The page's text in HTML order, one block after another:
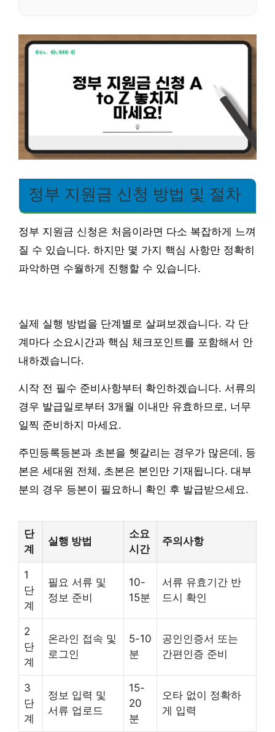
정부 지원금 신청 방법 및 절차
정부 지원금 신청은 처음이라면 다소 복잡하게 느껴
질 수 있습니다. 하지만 몇 가지 핵심 사항만 정확히
파악하면 수월하게 진행할 수 있습니다.
실제 실행 방법을 단계별로 살펴보겠습니다. 각 단
계마다 소요시간과 핵심 체크포인트를 포함해서 안
내하겠습니다.
시작 전 필수 준비사항부터 확인하겠습니다. 서류의
경우 발급일로부터 3개월 이내만 유효하므로, 너무
일찍 준비하지 마세요.
주민등록등본과 초본을 헷갈리는 경우가 많은데, 등
본은 세대원 전체, 초본은 본인만 기재됩니다. 대부
분의 경우 등본이 필요하니 확인 후 발급받으세요.
단
계
실행 방법
소요
시간
주의사항
1
단
계
필요 서류 및
정보 준비
10-
15분
서류 유효기간 반
드시 확인
2
단
계
온라인 접속 및
로그인
5-10
분
공인인증서 또는
간편인증 준비
3
단
계
정보 입력 및
서류 업로드
15-
20
분
오타 없이 정확하
게 입력